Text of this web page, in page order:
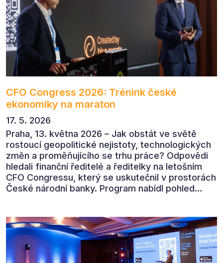
CFO Congress 2026: Trénink české
ekonomiky na maraton
17. 5. 2026
Praha, 13. května 2026 – Jak obstát ve světě
rostoucí geopolitické nejistoty, technologických
změn a proměňujícího se trhu práce? Odpovědi
hledali finanční ředitelé a ředitelky na letošním
CFO Congressu, který se uskutečnil v prostorách
České národní banky. Program nabídl pohled
automatizaci, leadership i budoucnost role CFO.